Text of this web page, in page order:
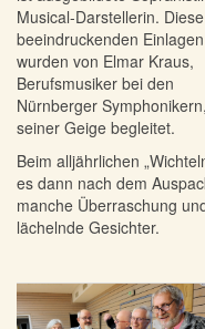
Musical-Darstellerin.
beeindruckenden Einlagen
wurden von Elmar Kraus,
Berufsmusiker bei den
Nürnberger
seiner Geige begleitet.
Beim alljährlichen
es dann nach dem
manche Überraschung
lächelnde Gesichter.